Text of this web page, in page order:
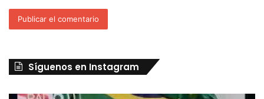
Síguenos en Instagram